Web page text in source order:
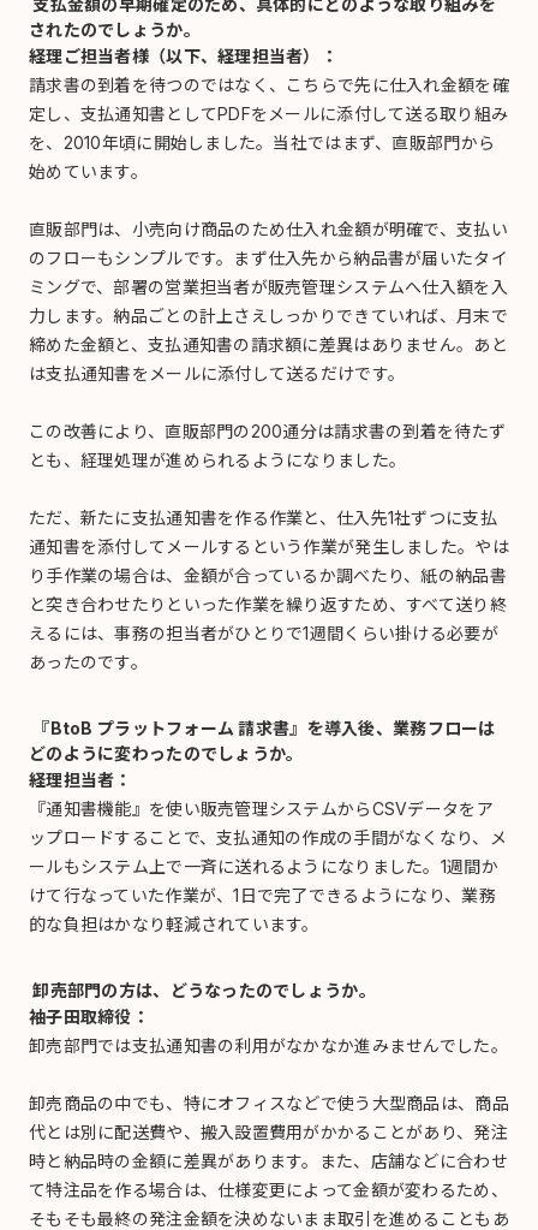
支払金額の早期確定のため、具体的にどのような取り組みを
されたのでしょうか。
経理ご担当者様（以下、経理担当者）：
請求書の到着を待つのではなく、こちらで先に仕入れ金額を確
定し、支払通知書としてPDFをメールに添付して送る取り組み
を、2010年頃に開始しました。当社ではまず、直販部門から
始めています。
直販部門は、小売向け商品のため仕入れ金額が明確で、支払い
のフローもシンプルです。まず仕入先から納品書が届いたタイ
ミングで、部署の営業担当者が販売管理システムへ仕入額を入
力します。納品ごとの計上さえしっかりできていれば、月末で
締めた金額と、支払通知書の請求額に差異はありません。あと
は支払通知書をメールに添付して送るだけです。
この改善により、直販部門の200通分は請求書の到着を待たず
とも、経理処理が進められるようになりました。
ただ、新たに支払通知書を作る作業と、仕入先1社ずつに支払
通知書を添付してメールするという作業が発生しました。やは
り手作業の場合は、金額が合っているか調べたり、紙の納品書
と突き合わせたりといった作業を繰り返すため、すべて送り終
えるには、事務の担当者がひとりで1週間くらい掛ける必要が
あったのです。
『BtoB プラットフォーム 請求書』を導入後、業務フローは
どのように変わったのでしょうか。
経理担当者：
『通知書機能』を使い販売管理システムからCSVデータをア
ップロードすることで、支払通知の作成の手間がなくなり、メ
ールもシステム上で一斉に送れるようになりました。1週間か
けて行なっていた作業が、1日で完了できるようになり、業務
的な負担はかなり軽減されています。
卸売部門の方は、どうなったのでしょうか。
袖子田取締役：
卸売部門では支払通知書の利用がなかなか進みませんでした。
卸売商品の中でも、特にオフィスなどで使う大型商品は、商品
代とは別に配送費や、搬入設置費用がかかることがあり、発注
時と納品時の金額に差異があります。また、店舗などに合わせ
て特注品を作る場合は、仕様変更によって金額が変わるため、
そもそも最終の発注金額を決めないまま取引を進めることもあ